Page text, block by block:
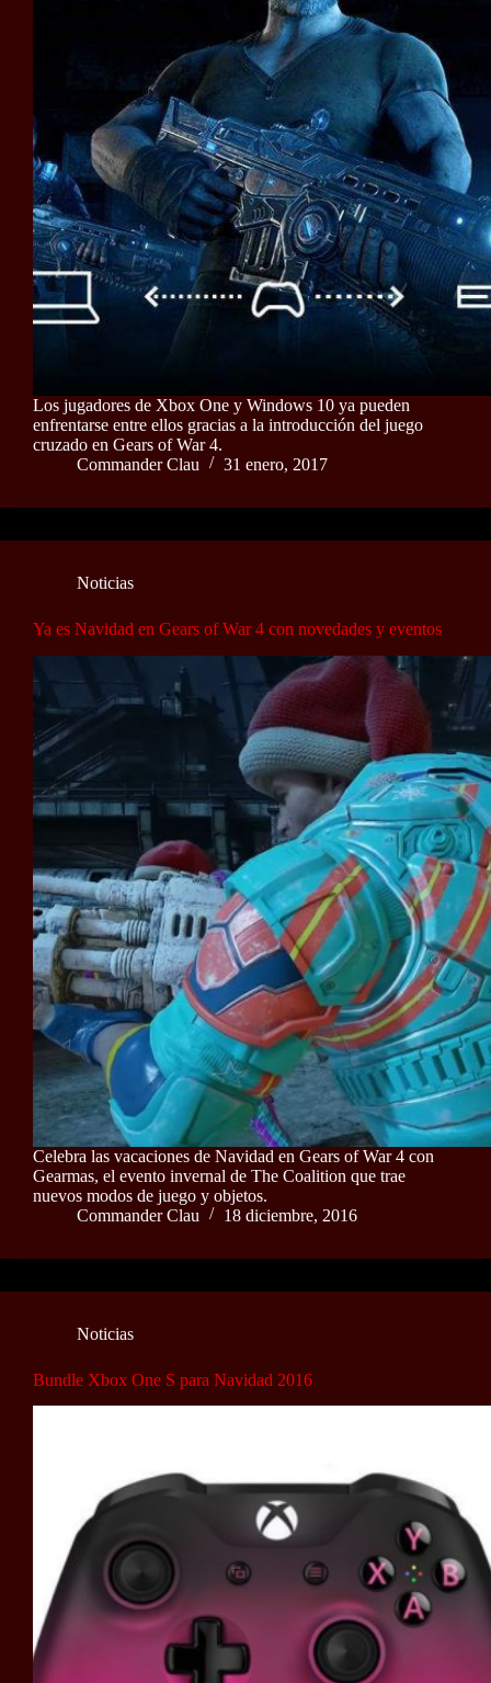
Los jugadores de Xbox One y Windows 10 ya pueden
enfrentarse entre ellos gracias a la introducción del juego
cruzado en Gears of War 4.
Commander Clau
31 enero, 2017
Noticias
Ya es Navidad en Gears of War 4 con novedades y eventos
Celebra las vacaciones de Navidad en Gears of War 4 con
Gearmas, el evento invernal de The Coalition que trae
nuevos modos de juego y objetos.
Commander Clau
18 diciembre, 2016
Noticias
Bundle Xbox One S para Navidad 2016